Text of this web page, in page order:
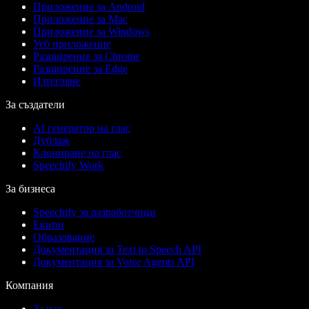
Приложение за Android
Приложение за Mac
Приложение за Windows
Уеб приложение
Разширение за Chrome
Разширение за Edge
Изтегляне
За създатели
AI генератор на глас
Дублаж
Клониране на глас
Speechify Work
За бизнеса
Speechify за разработчици
Екипи
Образование
Документация за Text to Speech API
Документация за Voice Agents API
Компания